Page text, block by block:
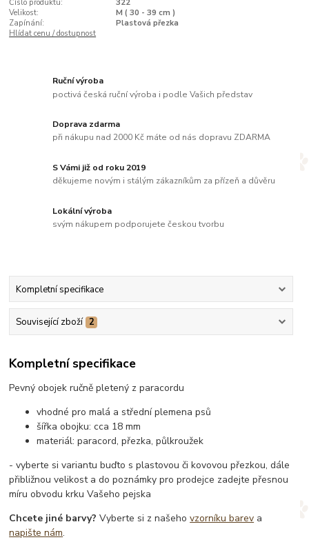
Číslo produktu:
322
Velikost:
M ( 30 - 39 cm )
Zapínání:
Plastová přezka
Hlídat cenu / dostupnost
Ruční výroba
poctivá česká ruční výroba i podle Vašich představ
Doprava zdarma
při nákupu nad 2000 Kč máte od nás dopravu ZDARMA
S Vámi již od roku 2019
děkujeme novým i stálým zákazníkům za přízeň a důvěru
Lokální výroba
svým nákupem podporujete českou tvorbu
Kompletní specifikace
Související zboží 2
Kompletní specifikace
Pevný obojek ručně pletený z paracordu
vhodné pro malá a střední plemena psů
šířka obojku: cca 18 mm
materiál: paracord, přezka, půlkroužek
- vyberte si variantu buďto s plastovou či kovovou přezkou, dále
přibližnou velikost a do poznámky pro prodejce zadejte přesnou
míru obvodu krku Vašeho pejska
Chcete jiné barvy? Vyberte si z našehovzorníku barev a
napište nám.